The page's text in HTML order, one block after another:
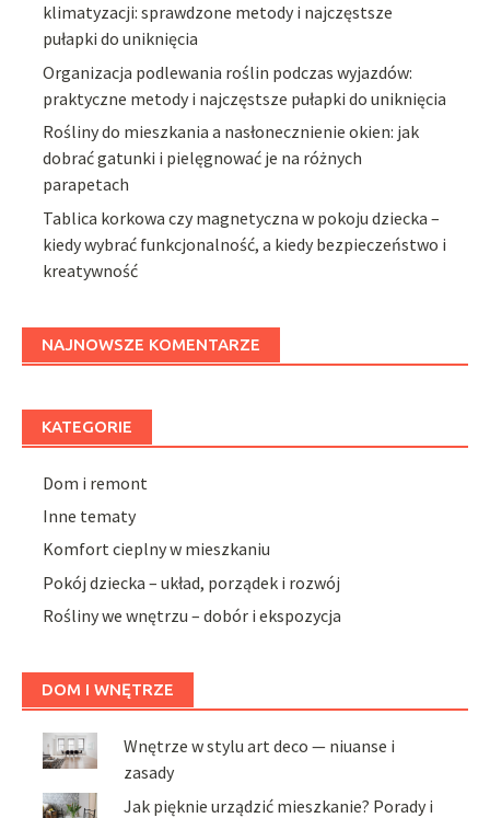
klimatyzacji: sprawdzone metody i najczęstsze
pułapki do uniknięcia
Organizacja podlewania roślin podczas wyjazdów:
praktyczne metody i najczęstsze pułapki do uniknięcia
Rośliny do mieszkania a nasłonecznienie okien: jak
dobrać gatunki i pielęgnować je na różnych
parapetach
Tablica korkowa czy magnetyczna w pokoju dziecka –
kiedy wybrać funkcjonalność, a kiedy bezpieczeństwo i
kreatywność
NAJNOWSZE KOMENTARZE
KATEGORIE
Dom i remont
Inne tematy
Komfort cieplny w mieszkaniu
Pokój dziecka – układ, porządek i rozwój
Rośliny we wnętrzu – dobór i ekspozycja
DOM I WNĘTRZE
Wnętrze w stylu art deco — niuanse i
zasady
Jak pięknie urządzić mieszkanie? Porady i